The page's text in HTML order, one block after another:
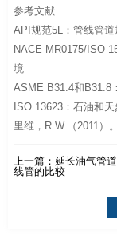
参考文献
API规范5L：管线管道
NACE MR0175/ISO
境
ASME B31.4和B31.8
ISO 13623：石油和
里维，R.W.（2011）
上一篇：延长油气管
线管的比较